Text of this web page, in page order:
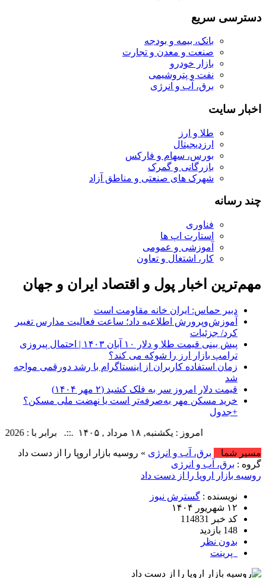
دسترسی سریع
بانک، بیمه و بودجه
صنعت و معدن و تجارت
بازار خودرو
نفت و پتروشیمی
برق، آب و انرژی
اخبار سایت
طلا و ارز
ارزدیجیتال
بورس، سهام و فارکس
بازرگانی و گمرک
شهرک های صنعتی و مناطق آزاد
چند رسانه
فناوری
استارت اپ ها
آموزشی و عمومی
کار، اشتغال و تعاون
مهم‌ترین اخبار پول و اقتصاد ایران و جهان
دبیر حماس: ایران خانه مقاومت است
آموزش‌وپرورش اطلاعیه داد؛ ساعت فعالیت مدارس تغییر
کرد/ جزئیات
پیش‌ بینی قیمت طلا و دلار ۱۰ آبان ۱۴۰۳ | احتمال پیروزی
ترامپ بازار ارز را شوکه می کند؟
زمان استفاده کاربران از اینستاگرام با رشد دورقمی مواجه
شد
قیمت دلار امروز سر به فلک کشید (۲ مهر ۱۴۰۴)
خرید مسکن مهر به‌صرفه‌تر است یا نهضت ملی مسکن؟
+جدول
امروز : یکشنبه, ۱۸ مرداد , ۱۴۰۵ .::. برابر با : Sunday, 9 August , 2026 .::. اخبار منتشر شده : 49 خبر
مسیر شما
برق، آب و انرژی » روسیه بازار اروپا را از دست داد
گروه : برق، آب و انرژی
روسیه بازار اروپا را از دست داد
نویسنده : گسترش نیوز
۱۲ شهریور ۱۴۰۴
کد خبر 114831
148 بازدید
بدون نظر
پرینت